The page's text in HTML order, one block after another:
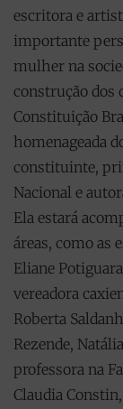
escritora e
importante
mulher na
construção dos
Constituição
homenageada
constituinte,
Nacional e
Ela estará
áreas, como as
Eliane
vereadora
Roberta
Rezende,
professora na
Claudia